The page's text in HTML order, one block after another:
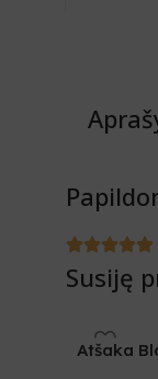
Susiję
Atšaka